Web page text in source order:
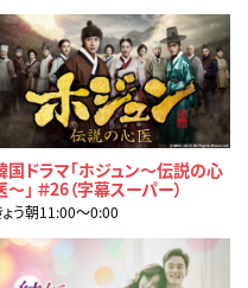
国ドラマ「ホジュン～伝説の心
～」 ＃26（字幕スーパー）
ょう朝11:00〜0:00